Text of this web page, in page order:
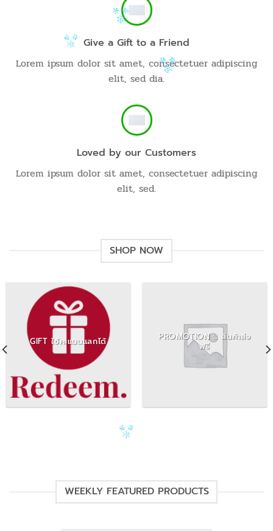
Give a Gift to a Friend
Lorem ipsum dolor sit amet, consectetuer adipiscing
elit, sed dia.
Loved by our Customers
Lorem ipsum dolor sit amet, consectetuer adipiscing
elit, sed.
SHOP NOW
GIFT ใช้คะแนนแลกได้
PROMOTION :: สินค้าส่ง
ฟรี
WEEKLY FEATURED PRODUCTS